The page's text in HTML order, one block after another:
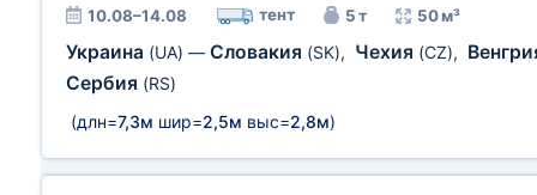
10.08–14.08 тент 5 т 50 м³
Украина (UA) — Словакия (SK), Чехия (CZ),
Сербия (RS)
(длн=7,3м шир=2,5м выс=2,8м)